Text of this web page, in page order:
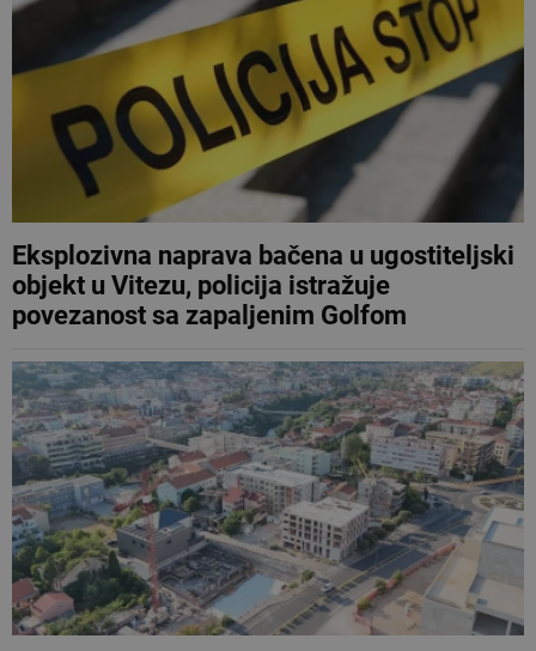
Eksplozivna naprava bačena u ugostiteljski
objekt u Vitezu, policija istražuje
povezanost sa zapaljenim Golfom